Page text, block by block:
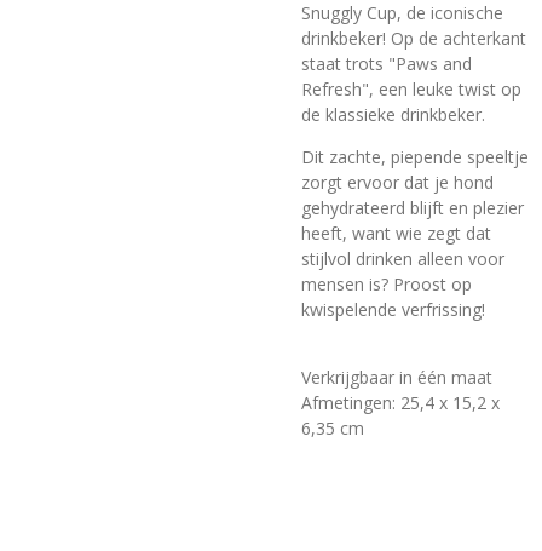
Snuggly Cup, de iconische
drinkbeker! Op de achterkant
staat trots "Paws and
Refresh", een leuke twist op
de klassieke drinkbeker.
Dit zachte, piepende speeltje
zorgt ervoor dat je hond
gehydrateerd blijft en plezier
heeft, want wie zegt dat
stijlvol drinken alleen voor
mensen is? Proost op
kwispelende verfrissing!
Verkrijgbaar in één maat
Afmetingen: 25,4 x 15,2 x
6,35 cm